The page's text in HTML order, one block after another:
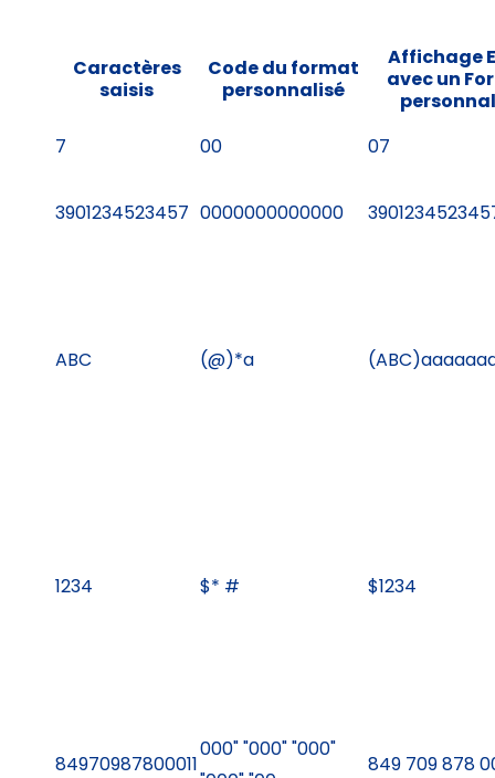
Caractères
saisis
Code du format
personnalisé
Affichage
avec un
7
00 07
3901234523457 0000000000000
ABC (@)*a
1234 $* # $1234
84970987800011
000" "000" "000"
849 709 878